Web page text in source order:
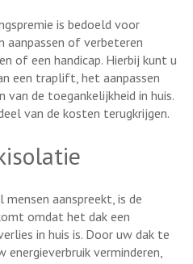
is bedoeld voor
aanpassen of verbeteren
of een handicap. Hierbij kunt u
een traplift, het aanpassen
de toegankelijkheid in huis.
van de kosten terugkrijgen.
mensen aanspreekt, is de
omdat het dak een
in huis is. Door uw dak te
verminderen,